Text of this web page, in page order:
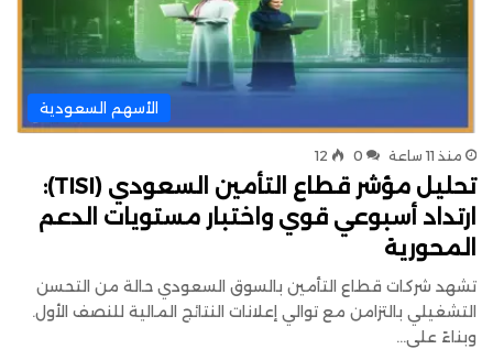
الأسهم السعودية
منذ 11 ساعة 0
12
تحليل مؤشر قطاع التأمين السعودي (TISI):
ارتداد أسبوعي قوي واختبار مستويات الدعم
المحورية
تشهد شركات قطاع التأمين بالسوق السعودي حالة من التحسن
التشغيلي بالتزامن مع توالي إعلانات النتائج المالية للنصف الأول.
وبناءً على…